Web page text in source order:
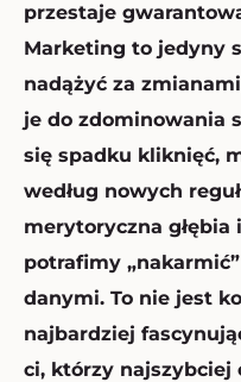
przestaje
Marketing to jedyny
nadążyć za
je do zdominowania
się spadku kliknięć,
według nowych
merytoryczna
potrafimy
danymi. To nie jest
najbardziej
ci, którzy najszybciej